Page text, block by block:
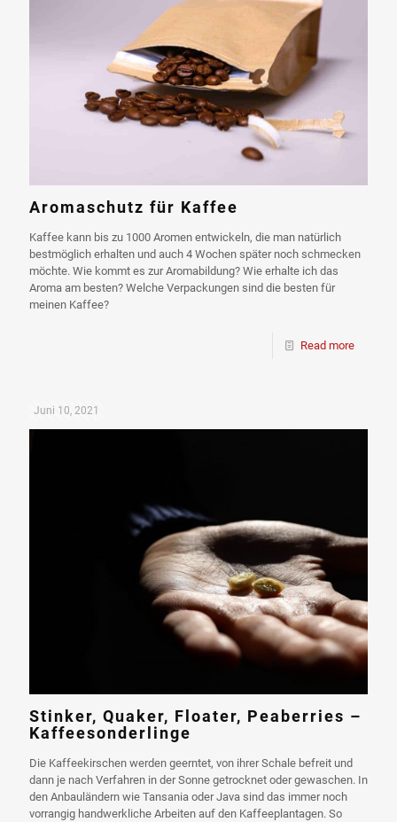
Aromaschutz für Kaffee
Kaffee kann bis zu 1000 Aromen entwickeln, die man natürlich
bestmöglich erhalten und auch 4 Wochen später noch schmecken
möchte. Wie kommt es zur Aromabildung? Wie erhalte ich das
Aroma am besten? Welche Verpackungen sind die besten für
meinen Kaffee?
Read more
Juni 10, 2021
Stinker, Quaker, Floater, Peaberries –
Kaffeesonderlinge
Die Kaffeekirschen werden geerntet, von ihrer Schale befreit und
dann je nach Verfahren in der Sonne getrocknet oder gewaschen. In
den Anbauländern wie Tansania oder Java sind das immer noch
vorrangig handwerkliche Arbeiten auf den Kaffeeplantagen. So